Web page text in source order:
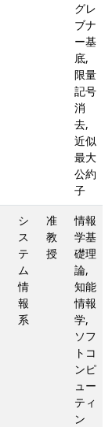
グレ
ブナ
ー基
底,
限量
記号
消
去,
近似
最大
公約
子
シ
ス
テ
ム
情
報
系
准
教
授
情報
学基
礎理
論,
知能
情報
学,
ソフ
トコ
ンピ
ュー
ティ
ン